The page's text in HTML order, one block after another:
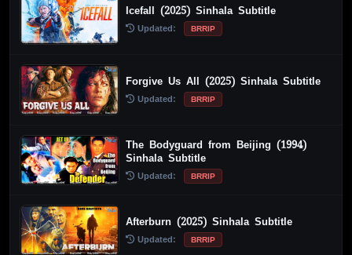
Icefall (2025) Sinhala Subtitle
Updated: BRRIP
Forgive Us All (2025) Sinhala Subtitle
Updated: BRRIP
The Bodyguard from Beijing (1994)
Sinhala Subtitle
Updated: BRRIP
Afterburn (2025) Sinhala Subtitle
Updated: BRRIP